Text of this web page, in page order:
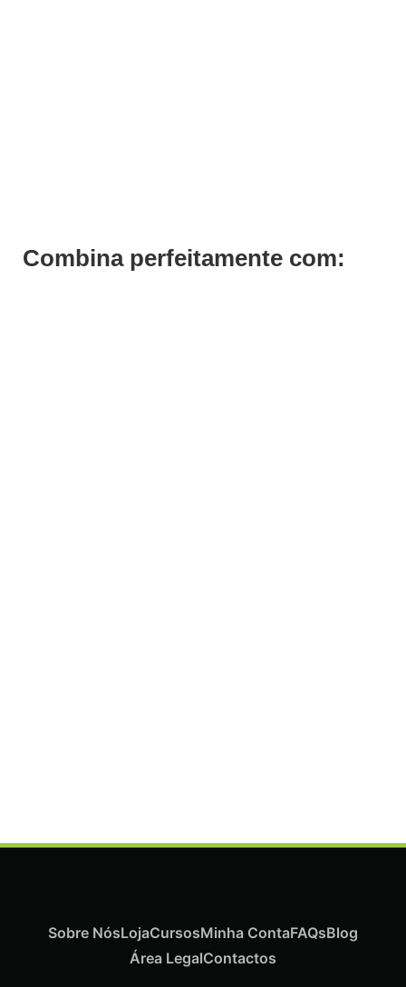
Combina perfeitamente com:
Sobre NósLojaCursosMinha ContaFAQsBlog
Área LegalContactos